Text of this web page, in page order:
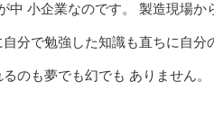
中 小企業なのです。 製造現場
分で勉強した知識も直ちに自
のも夢でも幻でも ありません。